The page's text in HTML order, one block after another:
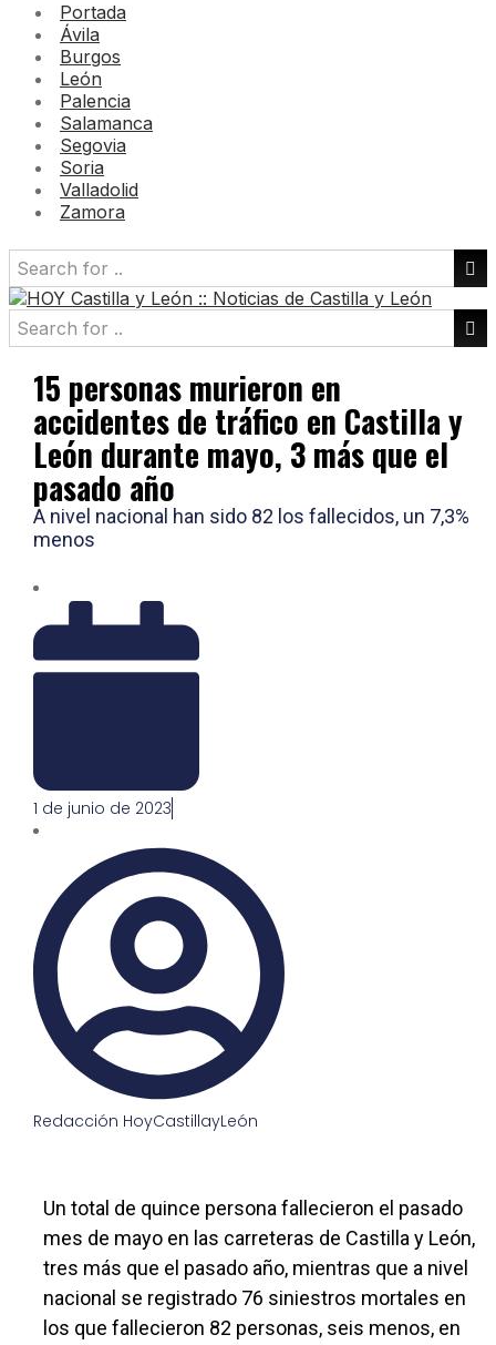
Portada
Ávila
Burgos
León
Palencia
Salamanca
Segovia
Soria
Valladolid
Zamora
15 personas murieron en
accidentes de tráfico en Castilla y
León durante mayo, 3 más que el
pasado año
A nivel nacional han sido 82 los fallecidos, un 7,3%
menos
1 de junio de 2023
Redacción HoyCastillayLeón
Un total de quince persona fallecieron el pasado
mes de mayo en las carreteras de Castilla y León,
tres más que el pasado año, mientras que a nivel
nacional se registrado 76 siniestros mortales en
los que fallecieron 82 personas, seis menos, en